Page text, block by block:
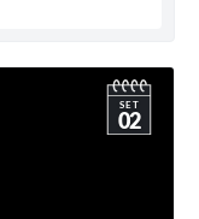
SET
02